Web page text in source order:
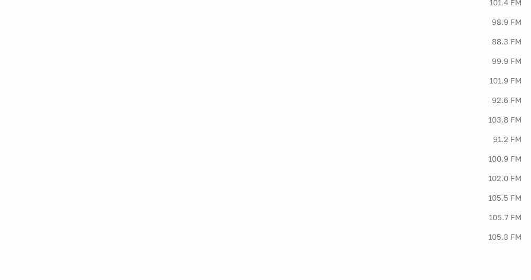
101.4 FM
98.9 FM
88.3 FM
99.9 FM
101.9 FM
92.6 FM
103.8 FM
91.2 FM
100.9 FM
102.0 FM
105.5 FM
105.7 FM
105.3 FM